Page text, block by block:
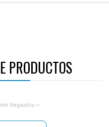
PRODUCTOS
llegados